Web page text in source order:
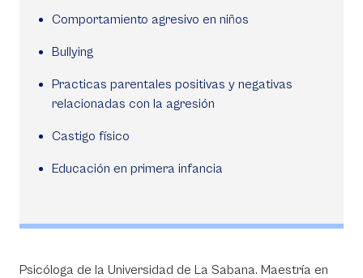
Comportamiento agresivo en niños
Bullying
Practicas parentales positivas y negativas
relacionadas con la agresión
Castigo físico
Educación en primera infancia
Psicóloga de la Universidad de La Sabana. Maestría en